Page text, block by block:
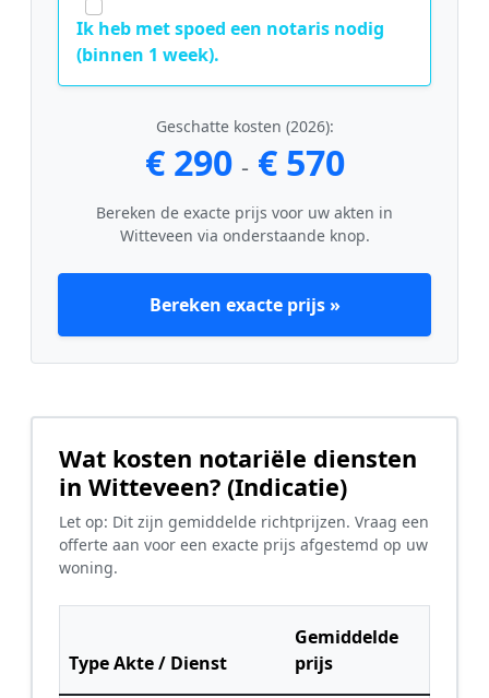
Ik heb met spoed een notaris nodig
(binnen 1 week).
Geschatte kosten (2026):
€ 290 - € 570
Bereken de exacte prijs voor uw akten in
Witteveen via onderstaande knop.
Bereken exacte prijs »
Wat kosten notariële diensten
in Witteveen? (Indicatie)
Let op: Dit zijn gemiddelde richtprijzen. Vraag een
offerte aan voor een exacte prijs afgestemd op uw
woning.
Type Akte / Dienst
Gemiddelde
prijs